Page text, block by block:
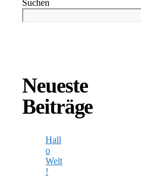
Suchen
Neueste
Beiträge
Hall
o
Welt
!